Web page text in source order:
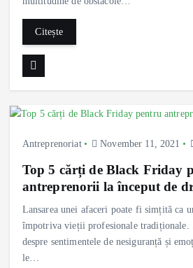
Citește
Antreprenoriat November 11, 2021
Top 5 cărți de Black Friday
antreprenorii la început de
Lansarea unei afaceri poate fi simțită ca
împotriva vieții profesionale tradiționale.
despre sentimentele de nesiguranță și
le…